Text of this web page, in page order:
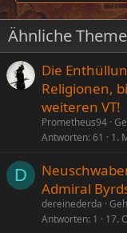
Ähnliche
Die
Religionen,
weiteren VT!
Prometheus94
Antworten 61 1.
D
Admiral
dereinederda
Antworten 1 17.